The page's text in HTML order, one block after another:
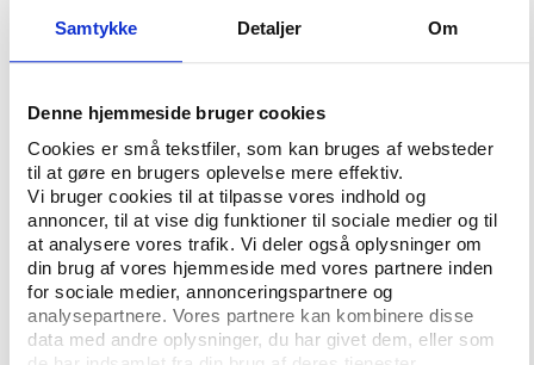
Samtykke Detaljer Om
Denne hjemmeside bruger cookies
Cookies er små tekstfiler, som kan bruges af websteder
til at gøre en brugers oplevelse mere effektiv.
Vi bruger cookies til at tilpasse vores indhold og
annoncer, til at vise dig funktioner til sociale medier og til
at analysere vores trafik. Vi deler også oplysninger om
din brug af vores hjemmeside med vores partnere inden
for sociale medier, annonceringspartnere og
analysepartnere. Vores partnere kan kombinere disse
data med andre oplysninger, du har givet dem, eller som
sundhedsstilstand og deres kursusoplevelser.
I første omgang afvikles der kursusforløb på
fra august til december. Projektevalueringen løber til
slutningen af 2015 med offentliggørelse af resultater
i begyndelsen af 2016.
Initiativet er et samarbejde mellem Dansk
Oplysnings Forbund, Landsforeningen Sind og Sind
Skolerne i Aalborg.